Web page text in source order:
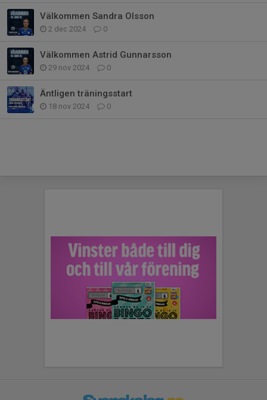
Välkommen Sandra Olsson
2 dec 2024 0
Välkommen Astrid Gunnarsson
29 nov 2024 0
Äntligen träningsstart
18 nov 2024 0